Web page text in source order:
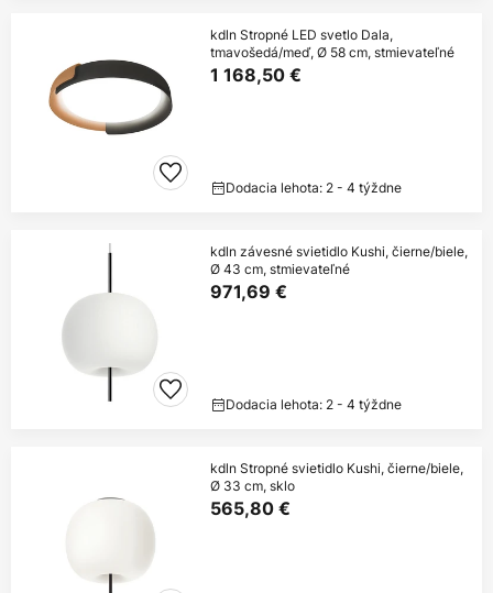
kdln Stropné LED svetlo Dala,
tmavošedá/meď, Ø 58 cm, stmievateľné
1 168,50 €
Dodacia lehota: 2 - 4 týždne
kdln závesné svietidlo Kushi, čierne/biele,
Ø 43 cm, stmievateľné
971,69 €
Dodacia lehota: 2 - 4 týždne
kdln Stropné svietidlo Kushi, čierne/biele,
Ø 33 cm, sklo
565,80 €